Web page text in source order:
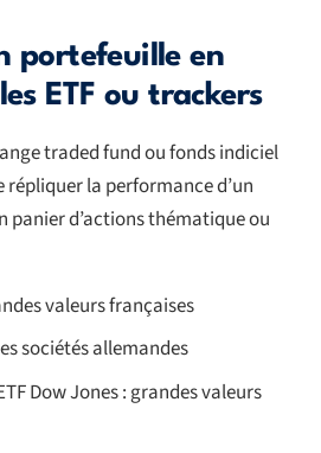
portefeuille en
ETF ou trackers
traded fund ou fonds indiciel
la performance d’un
panier d’actions thématique ou
valeurs françaises
sociétés allemandes
Dow Jones : grandes valeurs